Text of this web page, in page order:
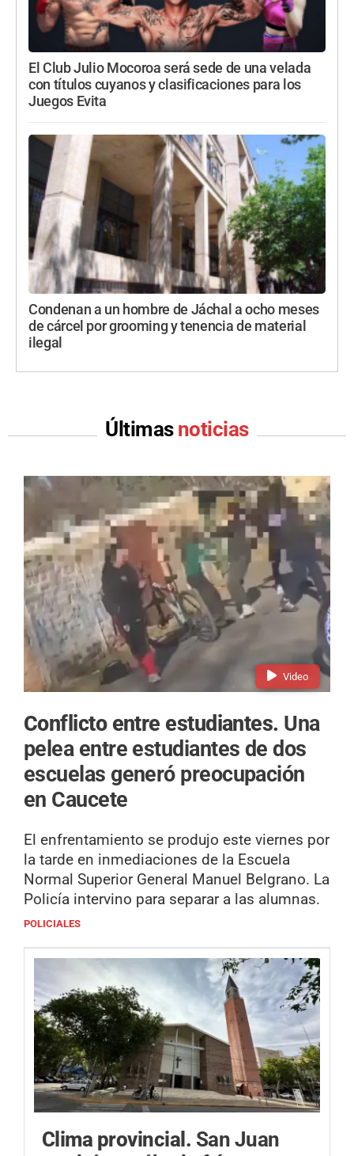
El Club Julio Mocoroa será sede de una velada
con títulos cuyanos y clasificaciones para los
Juegos Evita
Condenan a un hombre de Jáchal a ocho meses
de cárcel por grooming y tenencia de material
ilegal
Últimas noticias
Video
Conflicto entre estudiantes. Una
pelea entre estudiantes de dos
escuelas generó preocupación
en Caucete
El enfrentamiento se produjo este viernes por
la tarde en inmediaciones de la Escuela
Normal Superior General Manuel Belgrano. La
Policía intervino para separar a las alumnas.
POLICIALES
Clima provincial. San Juan